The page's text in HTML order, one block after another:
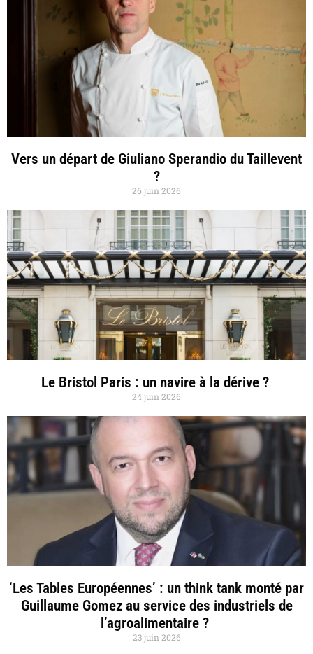
Vers un départ de Giuliano Sperandio du Taillevent
?
26 juin 2026
Le Bristol Paris : un navire à la dérive ?
24 juin 2026
‘Les Tables Européennes’ : un think tank monté par
Guillaume Gomez au service des industriels de
l’agroalimentaire ?
23 juin 2026